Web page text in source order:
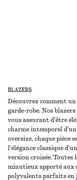
BLAZERS
Découvrez comment
garde-robe. Nos
vous assurant d’être
charme intemporel
oversize, chaque pièce
l’élégance classique
version croisée. Toutes
minutieux apporté aux
polyvalents parfaits en